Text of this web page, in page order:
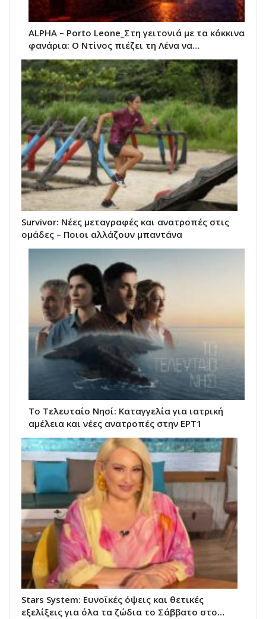
ALPHA – Porto Leone_Στη γειτονιά με τα κόκκινα
φανάρια: Ο Ντίνος πιέζει τη Λένα να…
Survivor: Νέες μεταγραφές και ανατροπές στις
ομάδες – Ποιοι αλλάζουν μπαντάνα
Το Τελευταίο Νησί: Καταγγελία για ιατρική
αμέλεια και νέες ανατροπές στην ΕΡΤ1
Stars System: Ευνοϊκές όψεις και θετικές
εξελίξεις για όλα τα ζώδια το Σάββατο στο…